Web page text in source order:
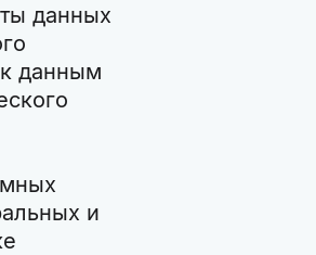
данных
данным
и